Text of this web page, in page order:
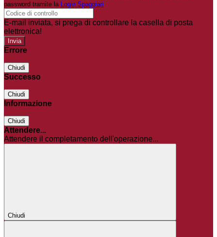
password tramite la Login Spaggiari
E-mail inviata, si prega di controllare la casella di posta
elettronica!
Errore
Chiudi
Successo
Chiudi
Informazione
Chiudi
Attendere...
Attendere il completamento dell'operazione...
Chiudi